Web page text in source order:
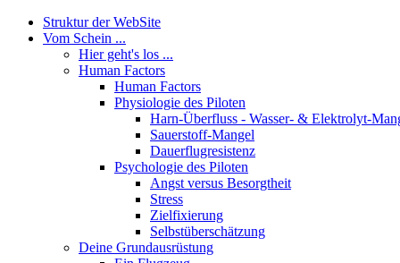
Struktur der WebSite
Vom Schein ...
Hier geht's los ...
Human Factors
Human Factors
Physiologie des Piloten
Harn-Überfluss - Wasser- & Elektrolyt-
Sauerstoff-Mangel
Dauerflugresistenz
Psychologie des Piloten
Angst versus Besorgtheit
Stress
Zielfixierung
Selbstüberschätzung
Deine Grundausrüstung